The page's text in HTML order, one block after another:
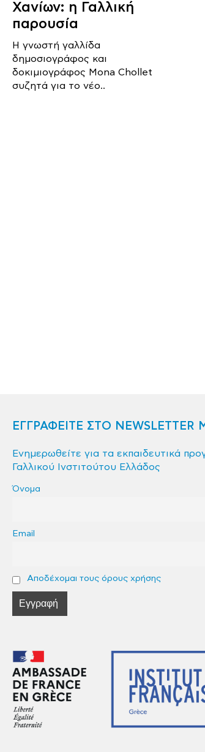
Χανίων: η Γαλλική
παρουσία
Η γνωστή γαλλίδα
δημοσιογράφος και
δοκιμιογράφος Mona Chollet
συζητά για το νέο..
ΕΓΓΡΑΦΕΙΤΕ ΣΤΟ NEWSLETTER
Ενημερωθείτε για τα εκπαιδευτικά
Γαλλικού Ινστιτούτου Ελλάδος
Όνομα
Email
Αποδέχομαι τους όρους χρήσης